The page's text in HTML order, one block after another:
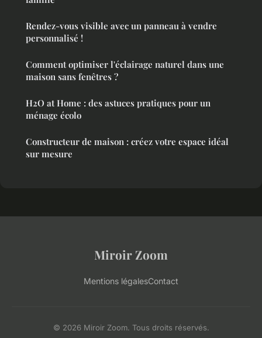
Rendez-vous visible avec un panneau à vendre
personnalisé !
Comment optimiser l'éclairage naturel dans une
maison sans fenêtres ?
H2O at Home : des astuces pratiques pour un
ménage écolo
Constructeur de maison : créez votre espace idéal
sur mesure
Miroir Zoom
Mentions légalesContact
© 2026 Miroir Zoom. Tous droits réservés.